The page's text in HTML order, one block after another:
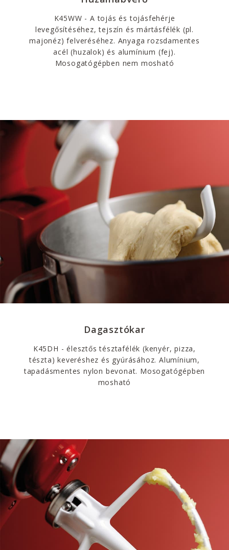
K45WW - A tojás és tojásfehérje
levegősítéséhez, tejszín és mártásfélék (pl.
majonéz) felveréséhez. Anyaga rozsdamentes
acél (huzalok) és alumínium (fej).
Mosogatógépben nem mosható
Dagasztókar
K45DH - élesztős tésztafélék (kenyér, pizza,
tészta) keveréshez és gyúrásához. Alumínium,
tapadásmentes nylon bevonat. Mosogatógépben
mosható